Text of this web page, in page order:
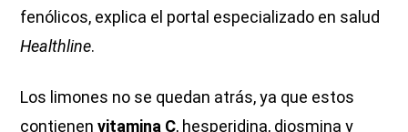
fenólicos, explica el portal especializado en salud
Healthline.
Los limones no se quedan atrás, ya que estos
contienen vitamina C, hesperidina, diosmina y